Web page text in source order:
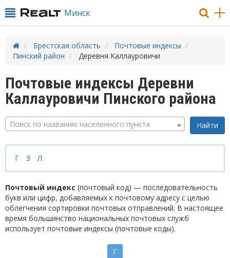
Минск
Брестская область
Почтовые индексы
Пинский район
Деревня Каллауровичи
Почтовые индексы Деревни
Каллауровичи Пинского района
Поиск по названию населенного пункта
Г З Л
Почтовый индекс (почтовый код) — последовательность
букв или цифр, добавляемых к почтовому адресу с целью
облегчения сортировки почтовых отправлений. В настоящее
время большинство национальных почтовых служб
использует почтовые индексы (почтовые коды).
Г